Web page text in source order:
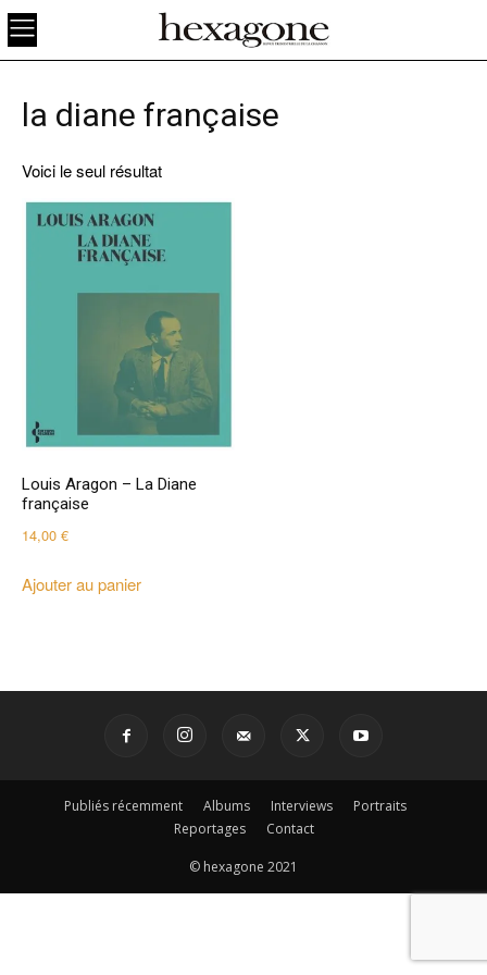
la diane française
Voici le seul résultat
Louis Aragon – La Diane
française
14,00 €
Ajouter au panier
Publiés récemment Albums Interviews
Portraits
Reportages
Contact
© hexagone 2021